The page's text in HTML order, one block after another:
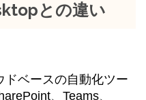
との違い
ドベースの自動化ツー
、Teams、